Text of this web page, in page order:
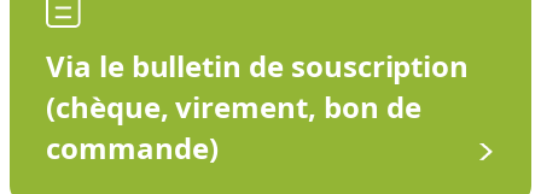
Via le bulletin de souscription
(chèque, virement, bon de
commande)